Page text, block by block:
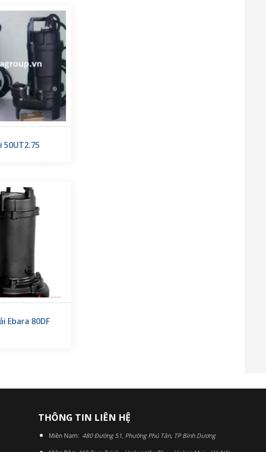
Ebara 80DF
THÔNG TIN LIÊN HỆ
Miền Nam: 480 Đường 51, Phường Phú Tân, TP Bình Dương